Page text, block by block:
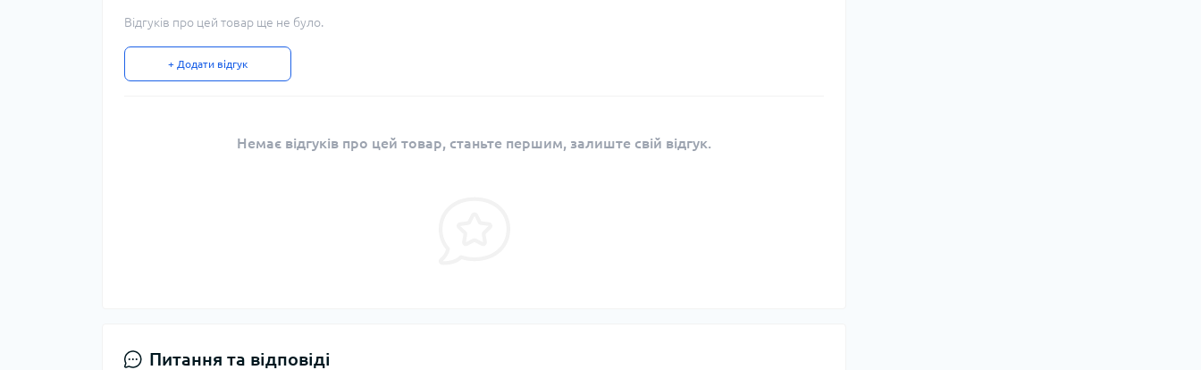
Відгуків про цей товар ще не було.
+ Додати відгук
Немає відгуків про цей товар, станьте першим, залиште свій відгук.
Питання та відповіді